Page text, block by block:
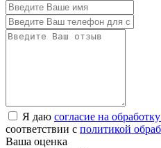
Я даю согласие на
соответствии с политикой
Ваша оценка